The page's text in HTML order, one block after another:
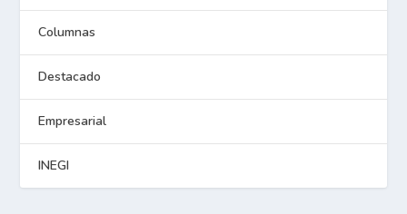
Columnas
Destacado
Empresarial
INEGI